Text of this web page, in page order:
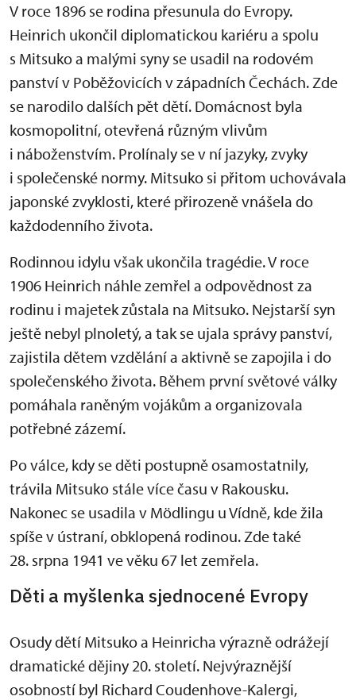
V roce 1896 se rodina přesunula do Evropy.
Heinrich ukončil diplomatickou kariéru a spolu
s Mitsuko a malými syny se usadil na rodovém
panství v Poběžovicích v západních Čechách. Zde
se narodilo dalších pět dětí. Domácnost byla
kosmopolitní, otevřená různým vlivům
i náboženstvím. Prolínaly se v ní jazyky, zvyky
i společenské normy. Mitsuko si přitom uchovávala
japonské zvyklosti, které přirozeně vnášela do
každodenního života.
Rodinnou idylu však ukončila tragédie. V roce
1906 Heinrich náhle zemřel a odpovědnost za
rodinu i majetek zůstala na Mitsuko. Nejstarší syn
ještě nebyl plnoletý, a tak se ujala správy panství,
zajistila dětem vzdělání a aktivně se zapojila i do
společenského života. Během první světové války
pomáhala raněným vojákům a organizovala
potřebné zázemí.
Po válce, kdy se děti postupně osamostatnily,
trávila Mitsuko stále více času v Rakousku.
Nakonec se usadila v Mödlingu u Vídně, kde žila
spíše v ústraní, obklopená rodinou. Zde také
28. srpna 1941 ve věku 67 let zemřela.
Děti a myšlenka sjednocené Evropy
Osudy dětí Mitsuko a Heinricha výrazně odrážejí
dramatické dějiny 20. století. Nejvýraznější
osobností byl Richard Coudenhove-Kalergi,